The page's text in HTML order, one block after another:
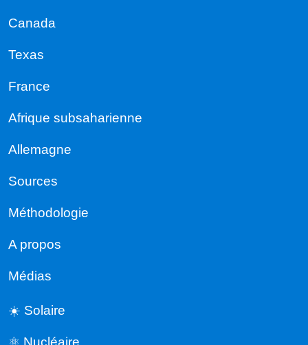
Canada
Texas
France
Afrique subsaharienne
Allemagne
Sources
Méthodologie
A propos
Médias
☀️ Solaire
⚛️ Nucléaire